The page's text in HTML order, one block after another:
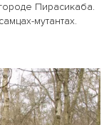
Пирасикаба.
мутантах.